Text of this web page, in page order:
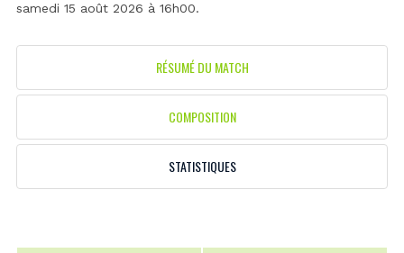
samedi 15 août 2026 à 16h00.
RÉSUMÉ DU MATCH
COMPOSITION
STATISTIQUES